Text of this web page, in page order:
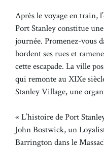
Après le voyage en train,
Port Stanley constitue
journée. Promenez-vous
bordent ses rues et
cette escapade. La ville
qui remonte au XIXe
Stanley Village, une
« L’histoire de Port
John Bostwick, un
Barrington dans le